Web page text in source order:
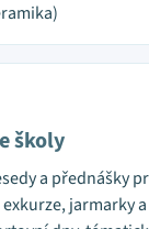
školy
a přednášky
jarmarky